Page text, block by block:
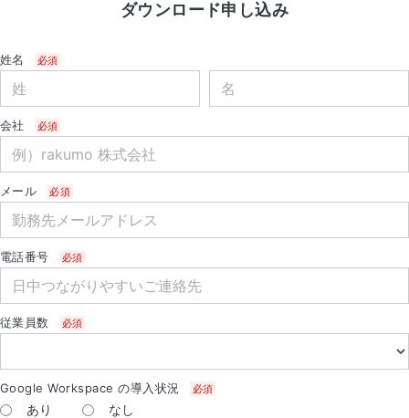
ダウンロード申し込み
姓名
会社
メール
電話番号
従業員数
Google Workspace の導入状況
あり なし